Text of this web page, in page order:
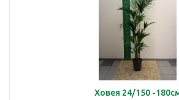
Ховея 24/150 -